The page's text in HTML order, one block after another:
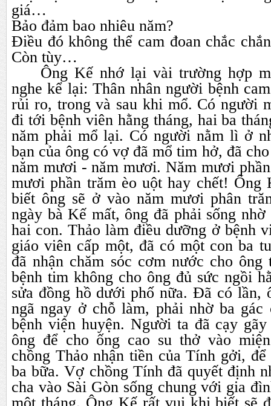
giá…
Bảo đảm bao nhiêu năm?
Điều đó không thể cam đoan chắc
Còn tùy…
Ông Kế nhớ lại vài trường hợp
nghe kể lại: Thân nhân người bệnh
rủi ro, trong và sau khi mổ. Có người
đi tới bệnh viên hằng tháng, hai ba
năm phải mổ lại. Có người nằm lì ở
bạn của ông có vợ đã mổ tim hở, đã
năm mươi - năm mươi. Năm mươi
mươi phần trăm èo uột hay chết! Ông
biết ông sẽ ở vào năm mươi phân
ngày bà Kế mất, ông đã phải sống
hai con. Thảo làm điều dưỡng ở bệnh
giáo viên cấp một, đã có một con ba
đã nhận chăm sóc cơm nước cho
bệnh tim không cho ông đủ sức ngồi
sửa đồng hồ dưới phố nữa. Đã có lần,
ngã ngay ở chỗ làm, phải nhờ ba
bệnh viện huyện. Người ta đã cạy
ông để cho ống cao su thở vào
chồng Thảo nhận tiền của Tính gởi,
ba bữa. Vợ chồng Tính đã quyết định
cha vào Sài Gòn sống chung với gia